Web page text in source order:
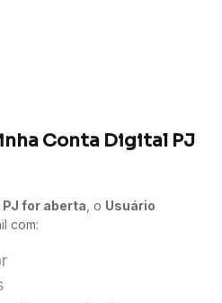
Conta Digital PJ
for aberta , o Usuário
com: